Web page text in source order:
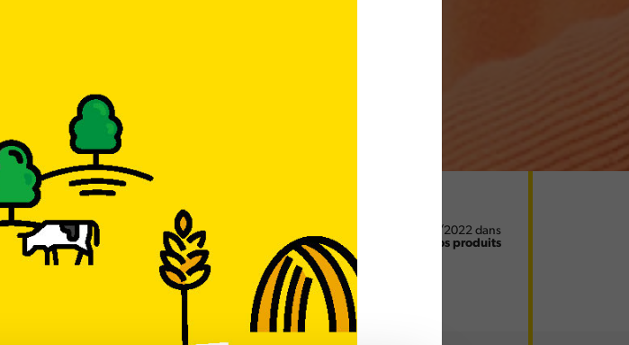
Article publié le 07/09/2022 dans
Valorisation de vos produits